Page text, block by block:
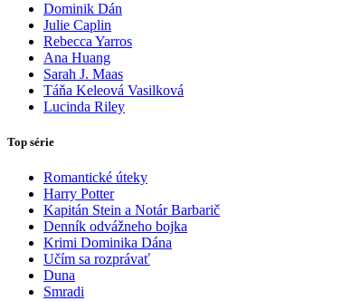
Dominik Dán
Julie Caplin
Rebecca Yarros
Ana Huang
Sarah J. Maas
Táňa Keleová Vasilková
Lucinda Riley
Top série
Romantické úteky
Harry Potter
Kapitán Stein a Notár Barbarič
Denník odvážneho bojka
Krimi Dominika Dána
Učím sa rozprávať
Duna
Smradi